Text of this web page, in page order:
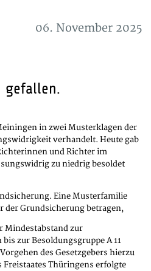
06. November 2025
gefallen.
in zwei Musterklagen der
verhandelt. Heute gab
und Richter im
zu niedrig besoldet
Eine Musterfamilie
der Grundsicherung betragen,
Mindestabstand zur
zur Besoldungsgruppe A 11
des Gesetzgebers hierzu
Freistaates Thüringens erfolgte